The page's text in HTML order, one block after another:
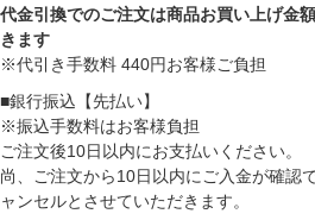
代金引換でのご注文は商品お買い上げ金
きます
※代引き手数料 440円お客様ご負担
■銀行振込【先払い】
※振込手数料はお客様負担
ご注文後10日以内にお支払いください。
尚、ご注文から10日以内にご入金が確認
ャンセルとさせていただきます。